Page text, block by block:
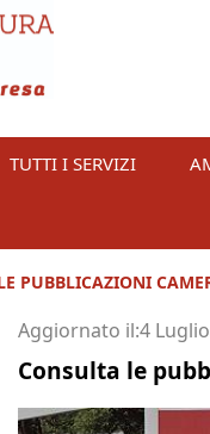
TUTTI I SERVIZI
PUBBLICAZIONI
Aggiornato il 4
Consulta le